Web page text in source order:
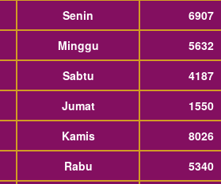
Senin
6907
Minggu
5632
Sabtu
4187
Jumat
1550
Kamis
8026
Rabu 5340